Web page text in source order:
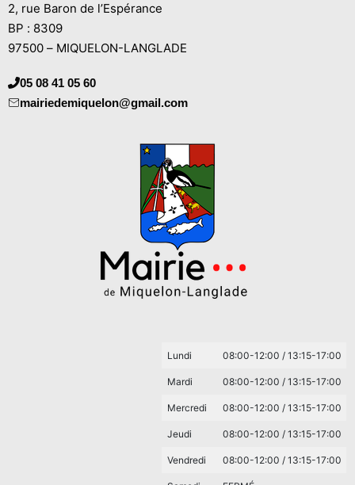
2, rue Baron de l’Espérance
BP : 8309
97500 – MIQUELON-LANGLADE
05 08 41 05 60
mairiedemiquelon@gmail.com
Lundi 08:00-12:00 / 13:15-17:00
Mardi 08:00-12:00 / 13:15-17:00
Mercredi 08:00-12:00 / 13:15-17:00
Jeudi 08:00-12:00 / 13:15-17:00
Vendredi 08:00-12:00 / 13:15-17:00